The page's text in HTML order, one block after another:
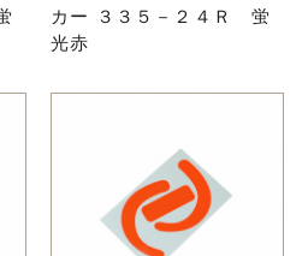
カー ３３５－２４Ｒ 蛍
光赤